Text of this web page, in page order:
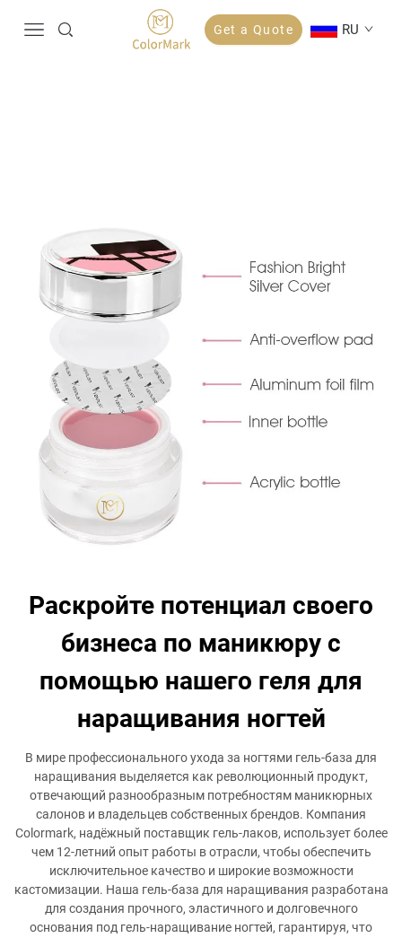
Get a Quote RU
Раскройте потенциал своего
бизнеса по маникюру с
помощью нашего геля для
наращивания ногтей
В мире профессионального ухода за ногтями гель-база для
наращивания выделяется как революционный продукт,
отвечающий разнообразным потребностям маникюрных
салонов и владельцев собственных брендов. Компания
Colormark, надёжный поставщик гель-лаков, использует более
чем 12-летний опыт работы в отрасли, чтобы обеспечить
исключительное качество и широкие возможности
кастомизации. Наша гель-база для наращивания разработана
для создания прочного, эластичного и долговечного
основания под гель-наращивание ногтей, гарантируя, что